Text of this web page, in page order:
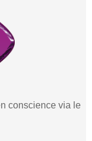
conscience via le